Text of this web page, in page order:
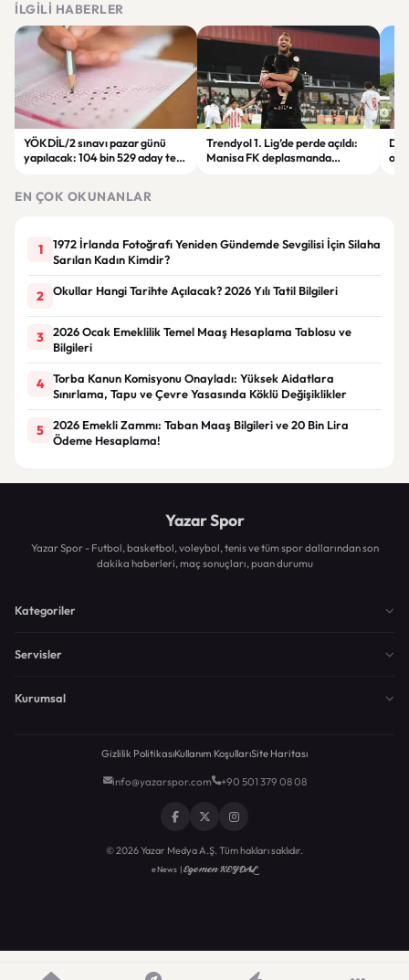
İLGILI HABERLER
YÖKDİL/2 sınavı pazar günü
yapılacak: 104 bin 529 aday ter
Trendyol 1. Lig’de perde açıldı:
Manisa FK deplasmanda
EN ÇOK OKUNANLAR
1
1972 İrlanda Fotoğrafı Yeniden Gündemde Sevgilisi İçin Silaha
Sarılan Kadın Kimdir?
2 Okullar Hangi Tarihte Açılacak? 2026 Yılı Tatil Bilgileri
3
2026 Ocak Emeklilik Temel Maaş Hesaplama Tablosu ve
Bilgileri
4
Torba Kanun Komisyonu Onayladı: Yüksek Aidatlara
Sınırlama, Tapu ve Çevre Yasasında Köklü Değişiklikler
5
2026 Emekli Zammı: Taban Maaş Bilgileri ve 20 Bin Lira
Ödeme Hesaplama!
Yazar Spor
Yazar Spor - Futbol, basketbol, voleybol, tenis ve tüm spor dallarından son
dakika haberleri, maç sonuçları, puan durumu
Kategoriler
Servisler
Kurumsal
Gizlilik PolitikasıKullanım KoşullarıSite Haritası
info@yazarspor.com +90 501 379 08 08
© 2026 Yazar Medya A.Ş. Tüm hakları saklıdır.
eNews |Egemen KEYDAL